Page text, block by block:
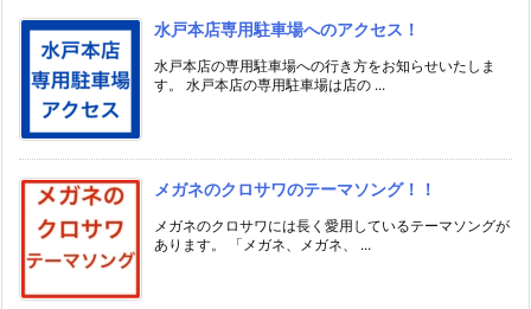
水戸本店専用駐車場へのアクセス！
水戸本店の専用駐車場への行き方をお知らせいたしま
す。 水戸本店の専用駐車場は店の ...
メガネのクロサワのテーマソング！！
メガネのクロサワには長く愛用しているテーマソングが
あります。 「メガネ、メガネ、 ...